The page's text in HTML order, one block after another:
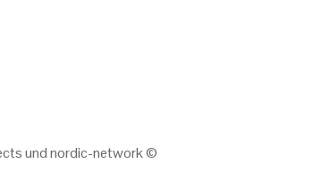
und nordic-network ©